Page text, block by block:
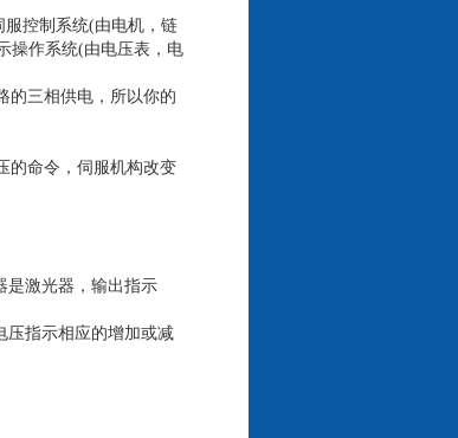
控制系统(由电机，链
操作系统(由电压表，电
三相供电，所以你的
命令，伺服机构改变
激光器，输出指示
指示相应的增加或减